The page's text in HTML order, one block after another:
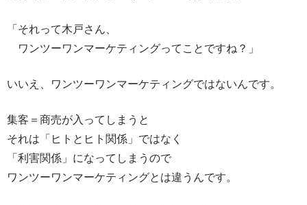
「それって木戸さん、
ワンツーワンマーケティングってことですね？」
いいえ、ワンツーワンマーケティングではないんです。
集客＝商売が入ってしまうと
それは「ヒトとヒト関係」ではなく
「利害関係」になってしまうので
ワンツーワンマーケティングとは違うんです。